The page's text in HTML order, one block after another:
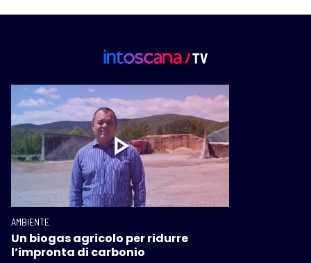
AMBIENTE
Un biogas agricolo per ridurre
l’impronta di carbonio